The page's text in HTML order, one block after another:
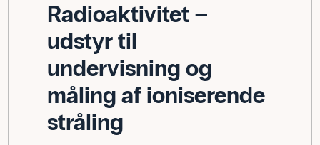
Radioaktivitet –
udstyr til
undervisning og
måling af ioniserende
stråling